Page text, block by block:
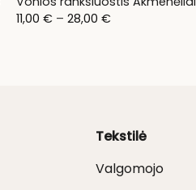
11,00 € – 28,00 €Price
Tekstilė
Valgomojo